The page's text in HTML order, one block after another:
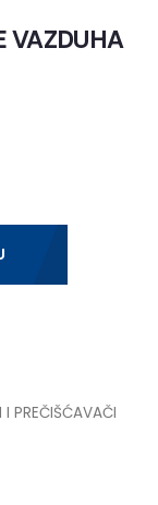
VAZDUHA
PREČIŠĆAVAČI